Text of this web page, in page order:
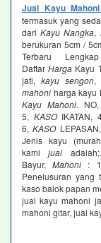
Jual Kayu
termasuk yang
dariKayu Nangka,
berukuran 5cm /
Terbaru
DaftarHarga Kayu
jati,kayu sengon,
mahoni harga kayu
Kayu Mahoni. NO,
5, KASOIKATAN,
6,KASO
Jenis kayu
kamijual
Bayur,Mahoni :
Penelusuran yang
kaso balok papan
jual kayu mahoni
mahoni gitar, jual